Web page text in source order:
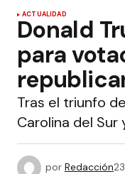
ACTUALIDAD
Donald
para
Tras el triunfo
Carolina del
por Redacción